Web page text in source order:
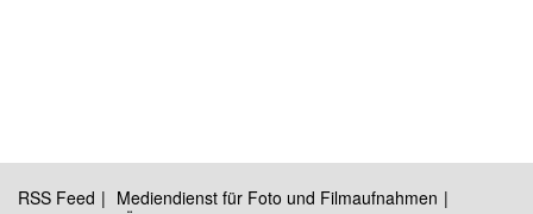
RSS Feed
Mediendienst für Foto und Filmaufnahmen